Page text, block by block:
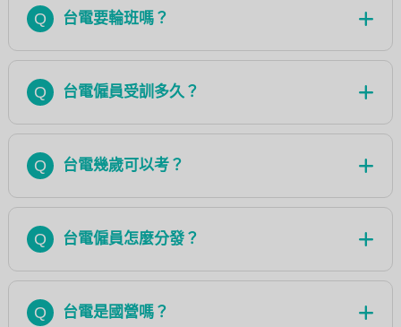
Q 台電要輪班嗎？
Q 台電僱員受訓多久？
Q 台電幾歲可以考？
Q 台電僱員怎麼分發？
Q 台電是國營嗎？